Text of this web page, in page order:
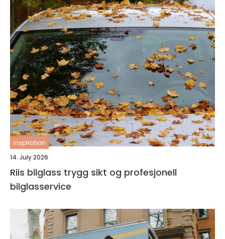
inspiration
14. July 2026
Riis bilglass trygg sikt og profesjonell
bilglasservice